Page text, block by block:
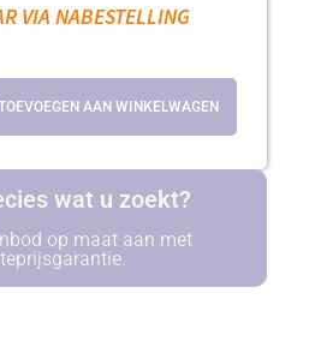
VIA NABESTELLING
AAN WINKELWAGEN
wat u zoekt?
op maat aan met